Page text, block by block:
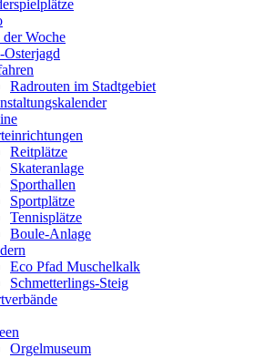
der Woche
Osterjagd
Radrouten im Stadtgebiet
Reitplätze
Skateranlage
Sporthallen
Sportplätze
Tennisplätze
Boule-Anlage
Eco Pfad Muschelkalk
Schmetterlings-Steig
Orgelmuseum